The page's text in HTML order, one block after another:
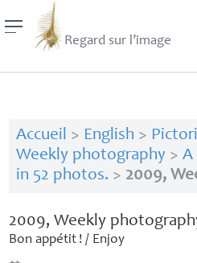
Regard sur l’image
Accueil > English >
Weekly photography> A
in 52 photos. > 2009,
2009, Weekly
Bon appétit ! / Enjoy